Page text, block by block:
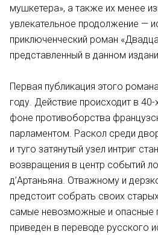
мушкетера», а также их менее
увлекательное продолжение —
приключенческий роман
представленный в данном
Первая публикация этого
году. Действие происходит в
фоне противоборства
парламентом. Раскол среди
и туго затянутый узел интриг
возвращения в центр событий
д’Артаньяна. Отважному и
предстоит собрать своих
самые невозможные и опасные
приведен в переводе русского